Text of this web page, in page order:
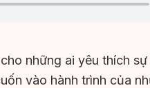
những ai yêu thích
vào hành trình của